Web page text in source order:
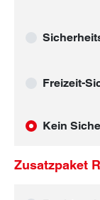
Freizeit-
Kein
Zusatzpaket